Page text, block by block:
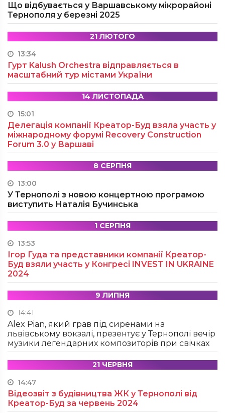
Що відбувається у Варшавському мікрорайоні
Тернополя у березні 2025
21 ЛЮТОГО
13:34
Гурт Kalush Orchestra відправляється в
масштабний тур містами України
14 ЛИСТОПАДА
15:01
Делегація компанії Креатор-Буд взяла участь у
міжнародному форумі Recovery Construction
Forum 3.0 у Варшаві
8 СЕРПНЯ
13:00
У Тернополі з новою концертною програмою
виступить Наталія Бучинська
1 СЕРПНЯ
13:53
Ігор Гуда та представники компанії Креатор-
Буд взяли участь у Конгресі INVEST IN UKRAINE
2024
9 ЛИПНЯ
14:41
Alex Pian, який грав під сиренами на
львівському вокзалі, презентує у Тернополі вечір
музики легендарних композиторів при свічках
21 ЧЕРВНЯ
14:47
Відеозвіт з будівництва ЖК у Тернополі від
Креатор-Буд за червень 2024